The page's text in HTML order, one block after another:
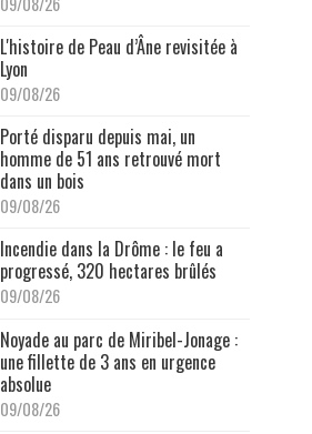
L'histoire de Peau d’Âne revisitée à
Lyon
09/08/26
Porté disparu depuis mai, un
homme de 51 ans retrouvé mort
dans un bois
09/08/26
Incendie dans la Drôme : le feu a
progressé, 320 hectares brûlés
09/08/26
Noyade au parc de Miribel-Jonage :
une fillette de 3 ans en urgence
absolue
09/08/26